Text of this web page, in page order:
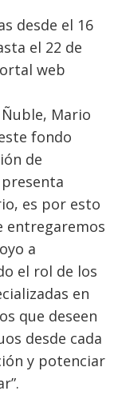
desde el 16
el 22 de
web
Mario
fondo
de
es por esto
entregaremos
a
el rol de los
en
que deseen
desde cada
y potenciar